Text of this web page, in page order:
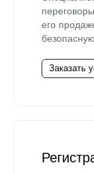
его
Заказать